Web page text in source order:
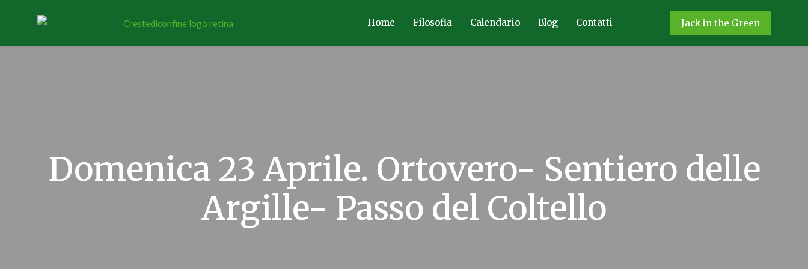
Home Filosofia Calendario Blog Contatti Jack in the Green
Domenica 23 Aprile. Ortovero- Sentiero delle
Argille- Passo del Coltello